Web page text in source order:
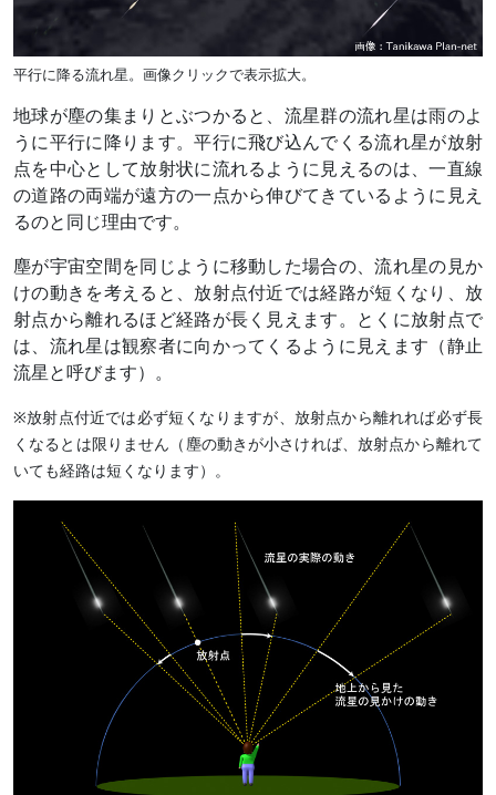
平行に降る流れ星。画像クリックで表示拡大。
地球が塵の集まりとぶつかると、流星群の流れ星は雨のよ
うに平行に降ります。平行に飛び込んでくる流れ星が放射
点を中心として放射状に流れるように見えるのは、一直線
の道路の両端が遠方の一点から伸びてきているように見え
るのと同じ理由です。
塵が宇宙空間を同じように移動した場合の、流れ星の見か
けの動きを考えると、放射点付近では経路が短くなり、放
射点から離れるほど経路が長く見えます。とくに放射点で
は、流れ星は観察者に向かってくるように見えます（静止
流星と呼びます）。
※放射点付近では必ず短くなりますが、放射点から離れれば必ず長
くなるとは限りません（塵の動きが小さければ、放射点から離れて
いても経路は短くなります）。